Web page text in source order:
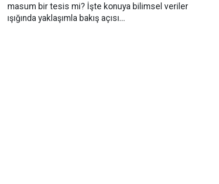
masum bir tesis mi? İşte konuya bilimsel veriler
ışığında yaklaşımla bakış açısı...